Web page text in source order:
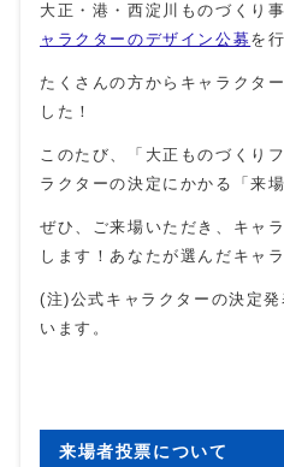
大正・港・西淀川ものづくり
ャラクターのデザイン公募 を
たくさんの方からキャラクタ
した！
このたび、「大正ものづくり
ラクターの決定にかかる「来
ぜひ、ご来場いただき、キャ
します！あなたが選んだキャ
(注)公式キャラクターの決定
います。
来場者投票について